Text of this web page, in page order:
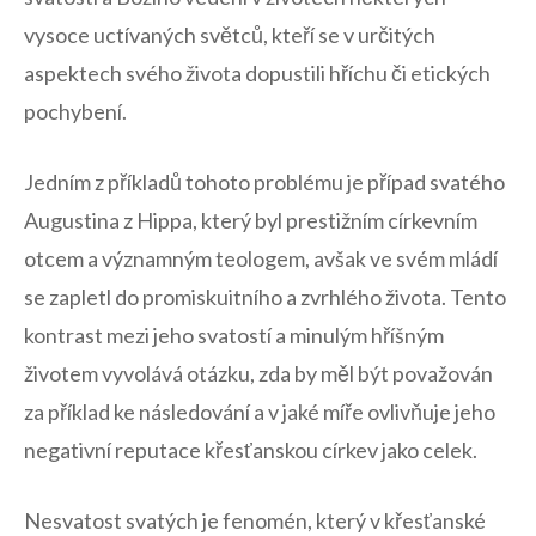
vysoce uctívaných‍ světců, ​kteří se v určitých⁤
aspektech svého života dopustili hříchu​ či etických
pochybení.
Jedním z příkladů​ tohoto problému je případ svatého
Augustina‍ z Hippa, ⁣který byl prestižním církevním
otcem a významným teologem, avšak⁣ ve svém mládí
se zapletl do promiskuitního a zvrhlého života. Tento
kontrast mezi jeho ⁤svatostí a minulým hříšným
životem vyvolává otázku, zda by ⁤měl ⁣být považován
za příklad ‍ke ⁤následování ‌a v jaké míře⁣ ovlivňuje jeho
negativní reputace křesťanskou církev⁤ jako celek.
Nesvatost svatých je fenomén, který v křesťanské